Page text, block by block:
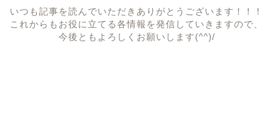
いつも記事を読んでいただきありがとうございます！！！
これからもお役に立てる各情報を発信していきますので、
今後ともよろしくお願いします(^^)/